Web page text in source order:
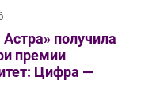
Астра» получила
премии
Цифра —